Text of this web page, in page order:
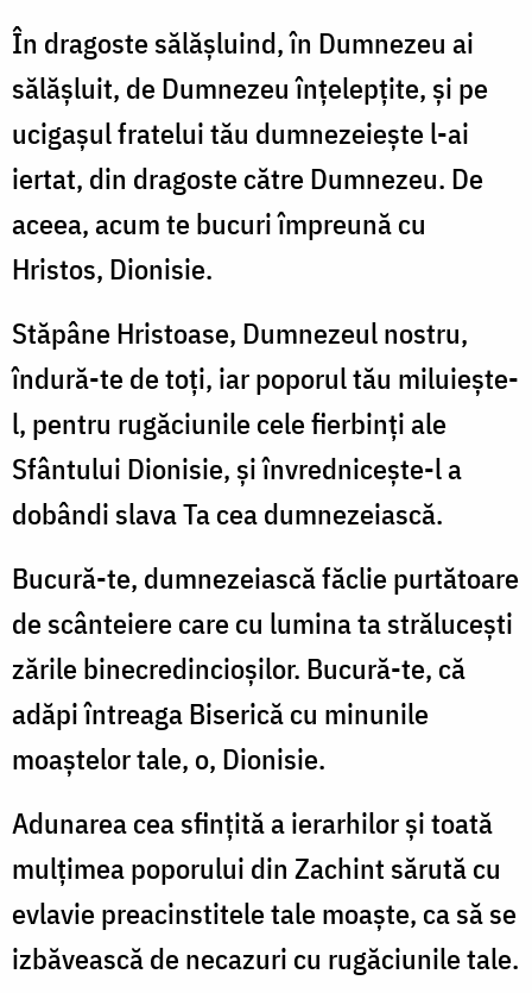
În dragoste sălășluind, în Dumnezeu ai
sălășluit, de Dumnezeu înțelepțite, și pe
ucigașul fratelui tău dumnezeiește l-ai
iertat, din dragoste către Dumnezeu. De
aceea, acum te bucuri împreună cu
Hristos, Dionisie.
Stăpâne Hristoase, Dumnezeul nostru,
îndură-te de toți, iar poporul tău miluiește-
l, pentru rugăciunile cele fierbinți ale
Sfântului Dionisie, și învredniceşte-l a
dobândi slava Ta cea dumnezeiască.
Bucură-te, dumnezeiască făclie purtătoare
de scânteiere care cu lumina ta strălucești
zările binecredincioșilor. Bucură-te, că
adăpi întreaga Biserică cu minunile
moaștelor tale, o, Dionisie.
Adunarea cea sfințită a ierarhilor și toată
mulțimea poporului din Zachint sărută cu
evlavie preacinstitele tale moaște, ca să se
izbăvească de necazuri cu rugăciunile tale.